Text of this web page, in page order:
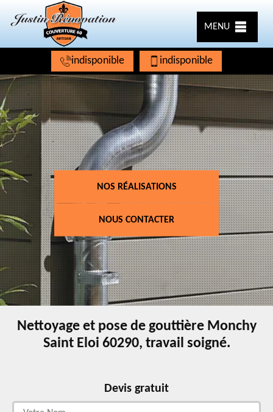
MENU
indisponible indisponible
NOS RÉALISATIONS
NOUS CONTACTER
Nettoyage et pose de gouttière Monchy
Saint Eloi 60290, travail soigné.
Devis gratuit